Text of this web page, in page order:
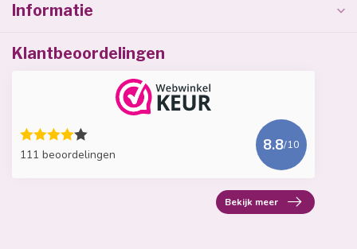
Informatie
Klantbeoordelingen
111 beoordelingen
8.8/10
Bekijk meer